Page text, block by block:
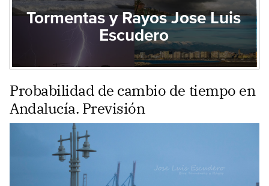
Tormentas y Rayos Jose Luis
Escudero
Probabilidad de cambio de tiempo en
Andalucía. Previsión